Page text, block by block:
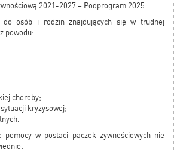
2021-2027 – Podprogram 2025.
do osób i rodzin znajdujących się w trudnej
powodu:
choroby;
kryzysowej;
pomocy w postaci paczek żywnościowych nie